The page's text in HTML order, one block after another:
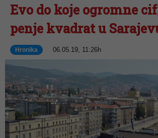
Evo do koje ogromne
penje kvadrat u
Hronika 06.05.19, 11:26h